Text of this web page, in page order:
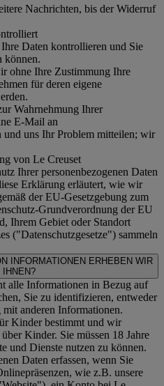
Nachrichten, bis der Widerruf
Daten kontrollieren und Sie
können.
ohne Ihre Zustimmung Ihre
für deren eigene
Wahrnehmung Ihrer
E-Mail an
und uns Ihr Problem mitteilen; wir
von Le Creuset
Ihrer personenbezogenen Daten
Erklärung erläutert, wie wir
der EU-Gesetzgebung zum
Grundverordnung der EU
Ihrem Gebiet oder Standort
("Datenschutzgesetze") sammeln
INFORMATIONEN ERHEBEN WIR
IHNEN?
alle Informationen in Bezug auf
Sie zu identifizieren, entweder
anderen Informationen.
Kinder bestimmt und wir
Kinder. Sie müssen 18 Jahre
und Dienste nutzen zu können.
Daten erfassen, wenn Sie
wie z.B. unsere